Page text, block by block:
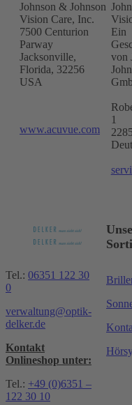
Johnson & Johnson
Vision Care, Inc.
7500 Centurion
Parway
Jacksonville,
Florida, 32256
USA
www.acuvue.com
Ein
von
1
Tel.: 06351 122 30
0
verwaltung@optik-
delker.de
Kontakt
Onlineshop unter:
Tel.: +49 (0)6351 –
122 30 10